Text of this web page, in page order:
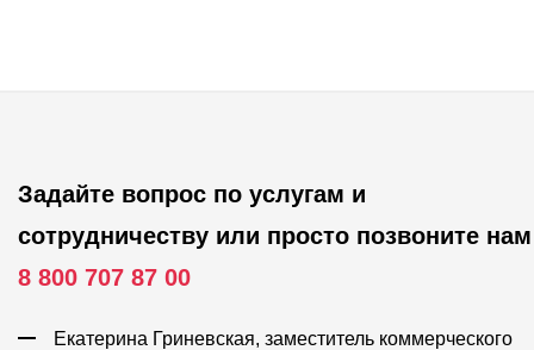
Задайте вопрос по услугам и
сотрудничеству или просто позвоните нам
8 800 707 87 00
Екатерина Гриневская, заместитель коммерческого